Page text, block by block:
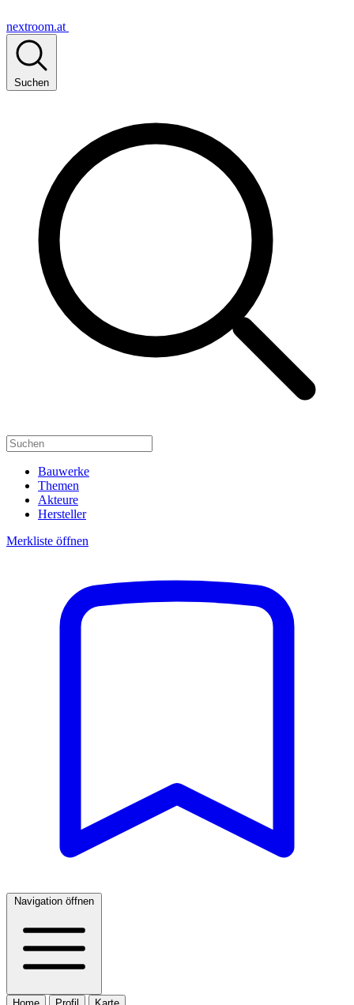
nextroom.at
Suchen
Bauwerke
Themen
Akteure
Hersteller
Merkliste öffnen
Navigation öffnen